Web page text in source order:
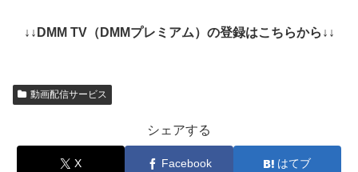
↓↓DMM TV（DMMプレミアム）の登録はこちらから↓↓
動画配信サービス
シェアする
X Facebook はてブ